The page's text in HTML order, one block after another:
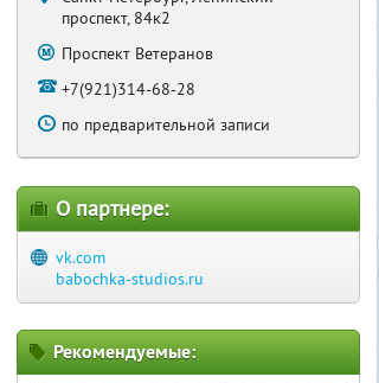
проспект, 84к2
Проспект Ветеранов
+7(921)314-68-28
по предварительной записи
О партнере:
vk.com
babochka-studios.ru
Рекомендуемые: